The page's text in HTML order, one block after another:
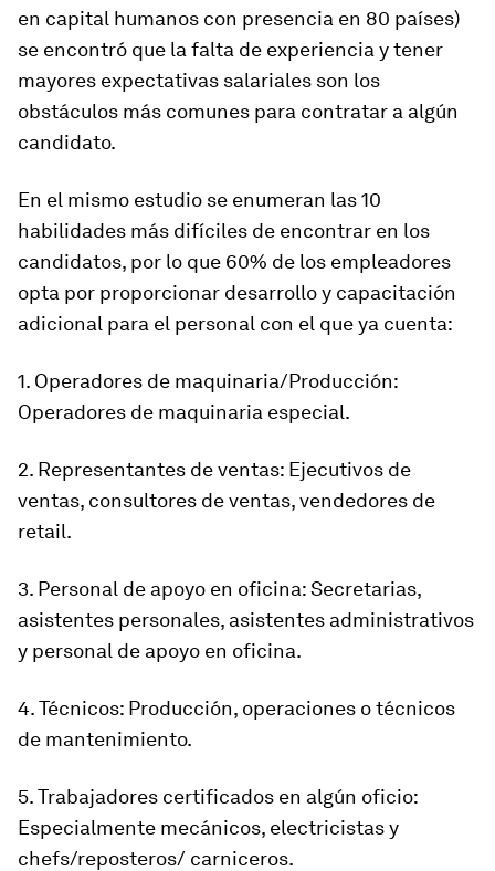
en capital humanos con presencia en 80 países)
se encontró que la falta de experiencia y tener
mayores expectativas salariales son los
obstáculos más comunes para contratar a algún
candidato.
En el mismo estudio se enumeran las 10
habilidades más difíciles de encontrar en los
candidatos, por lo que 60% de los empleadores
opta por proporcionar desarrollo y capacitación
adicional para el personal con el que ya cuenta:
1. Operadores de maquinaria/Producción:
Operadores de maquinaria especial.
2. Representantes de ventas: Ejecutivos de
ventas, consultores de ventas, vendedores de
retail.
3. Personal de apoyo en oficina: Secretarias,
asistentes personales, asistentes administrativos
y personal de apoyo en oficina.
4. Técnicos: Producción, operaciones o técnicos
de mantenimiento.
5. Trabajadores certificados en algún oficio:
Especialmente mecánicos, electricistas y
chefs/reposteros/ carniceros.